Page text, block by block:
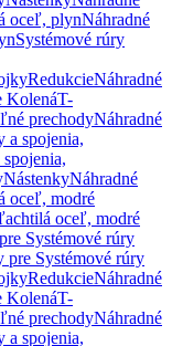
oceľ, plynNáhradné
Systémové rúry
RedukcieNáhradné
KolenáT-
prechodyNáhradné
a spojenia,
NástenkyNáhradné
oceľ, modré
oceľ, modré
Systémové rúry
pre Systémové rúry
RedukcieNáhradné
KolenáT-
prechodyNáhradné
a spojenia,